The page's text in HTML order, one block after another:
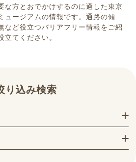
な方とおでかけするのに適した東京
ュージアムの情報です。通路の傾
など役立つバリアフリー情報をご紹
てください。
り込み検索